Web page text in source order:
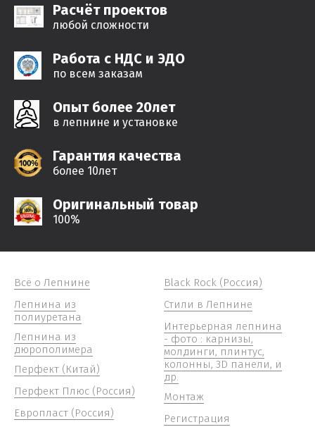
Расчёт проектов
любой сложности
Работа с НДС и ЭДО
по всем заказам
Опыт более 20лет
в лепнине и установке
Гарантия качества
более 10лет
Оригинальный товар
100%
Всё о Лепнине
Лепнина из
полиуретана
Лепнина из
дюрополимера
Перфект (Китай)
Перфект Плюс (Россия)
Европласт (Россия)
Black Rock (Россия)
Стили в Лепнине
Интерьерная лепнина
- фото : карнизы,
молдинги, плинтус,
колонны, 3D панели, и
др.
Монтаж
Регистрация